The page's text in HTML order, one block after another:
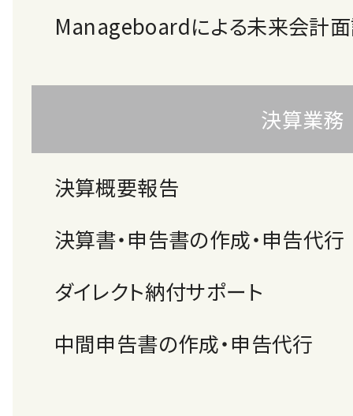
Manageboardによる未来会計
決算業務
決算概要報告
決算書・申告書の作成・申告代行
ダイレクト納付サポート
中間申告書の作成・申告代行